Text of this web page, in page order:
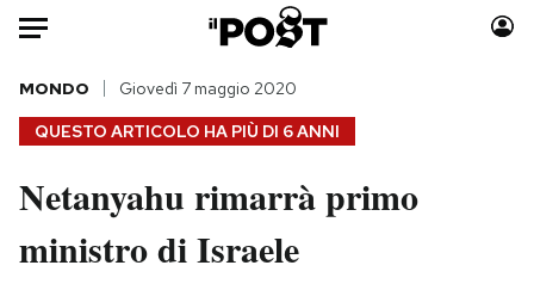
Auto
HOME
Italia
Politica
Moda
QUESTO ARTICOLO HA PIÙ DI 6 ANNI
MONDO Giovedì 7 maggio 2020
Netanyahu rimarrà primo
ministro di Israele